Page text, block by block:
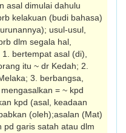
asal dimulai dahulu
kelakuan (budi bahasa)
usul-usul,
dlm segala hal,
bertempat asal (di),
itu ~ dr Kedah; 2.
3. berbangsa,
= ~ kpd
kpd (asal, keadaan
(oleh);asalan (Mat)
pd garis satah atau dlm